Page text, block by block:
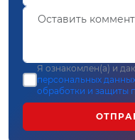
Я ознакомлен(а) и
персональных
обработки и защиты